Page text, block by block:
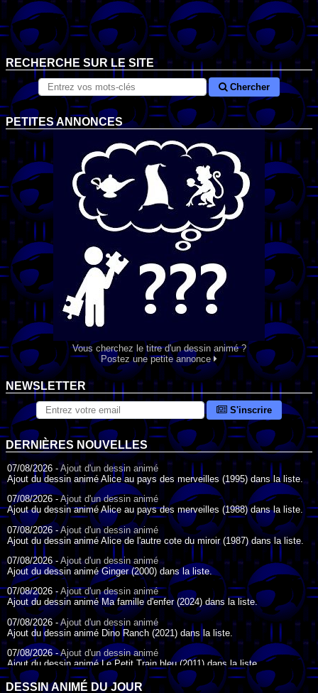
RECHERCHE SUR LE SITE
Chercher
PETITES ANNONCES
Vous cherchez le titre d'un dessin animé ?
Postez une petite annonce
NEWSLETTER
S'inscrire
DERNIÈRES NOUVELLES
07/08/2026 - Ajout d'un dessin animé
Ajout du dessin animé Alice au pays des merveilles (1995) dans la liste.
07/08/2026 -Ajout d'un dessin animé
Ajout du dessin animé Alice au pays des merveilles (1988) dans la liste.
07/08/2026 -Ajout d'un dessin animé
Ajout du dessin animé Alice de l'autre cote du miroir (1987) dans la liste.
07/08/2026 -Ajout d'un dessin animé
Ajout du dessin animé Ginger (2000) dans la liste.
07/08/2026 - Ajout d'un dessin animé
Ajout du dessin animé Ma famille d'enfer (2024) dans la liste.
07/08/2026 -Ajout d'un dessin animé
Ajout du dessin animé Dino Ranch (2021) dans la liste.
07/08/2026 -Ajout d'un dessin animé
Ajout du dessin animé Le Petit Train bleu (2011) dans la liste.
07/08/2026 -Ajout d'un dessin animé
DESSIN ANIMÉ DU JOUR